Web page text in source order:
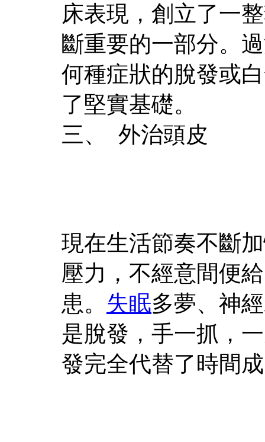
床表現，創立了一
斷重要的一部分。
何種症狀的脫發或
了堅實基礎。
三、 外治頭皮
現在生活節奏不斷
壓力，不經意間便
患。 失眠多夢、神
是脫發，手一抓，
發完全代替了時間